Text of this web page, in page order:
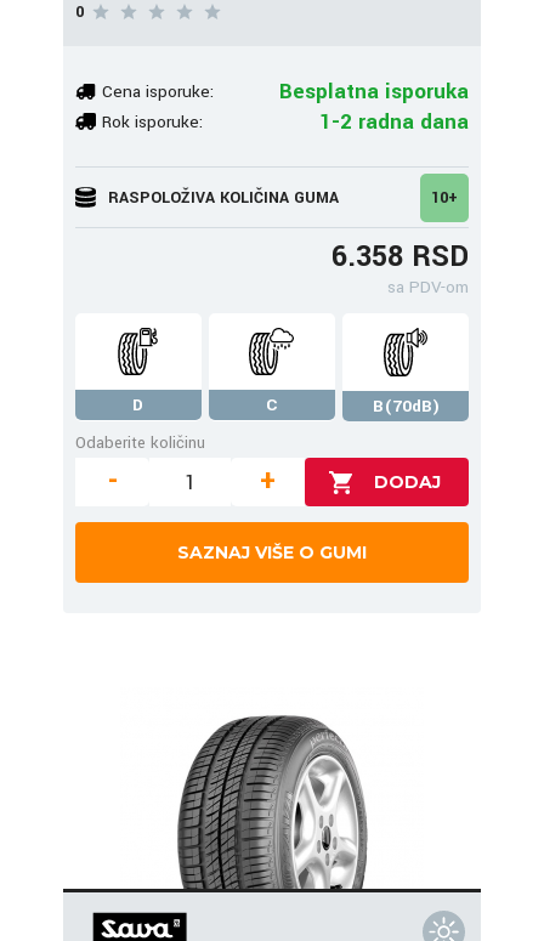
0
Cena isporuke: Besplatna isporuka
Rok isporuke: 1-2 radna dana
RASPOLOŽIVA KOLIČINA GUMA 10+
6.358 RSD
sa PDV-om
D C
B(70dB)
Odaberite količinu
- +
SAZNAJ VIŠE O GUMI